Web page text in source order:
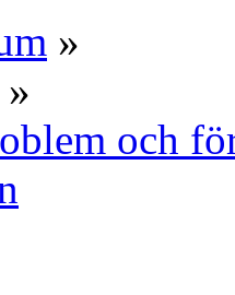
»
»
och